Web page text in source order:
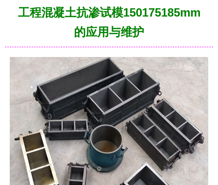
工程混凝土抗渗试模150175185mm
的应用与维护